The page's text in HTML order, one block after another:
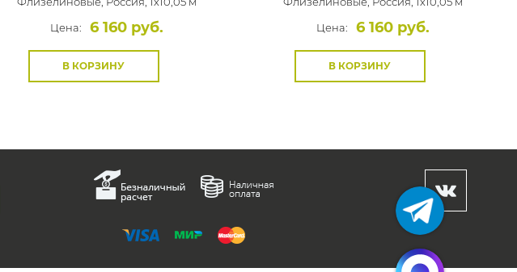
Цена:
6 160 руб.
В КОРЗИНУ
Цена:
6 160 руб.
В КОРЗИНУ